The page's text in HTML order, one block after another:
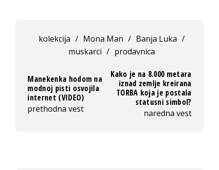
kolekcija / Mona Man / Banja Luka /
muskarci / prodavnica
Manekenka hodom na
modnoj pisti osvojila
internet (VIDEO)
prethodna vest
Kako je na 8.000 metara
iznad zemlje kreirana
TORBA koja je postala
statusni simbol?
naredna vest